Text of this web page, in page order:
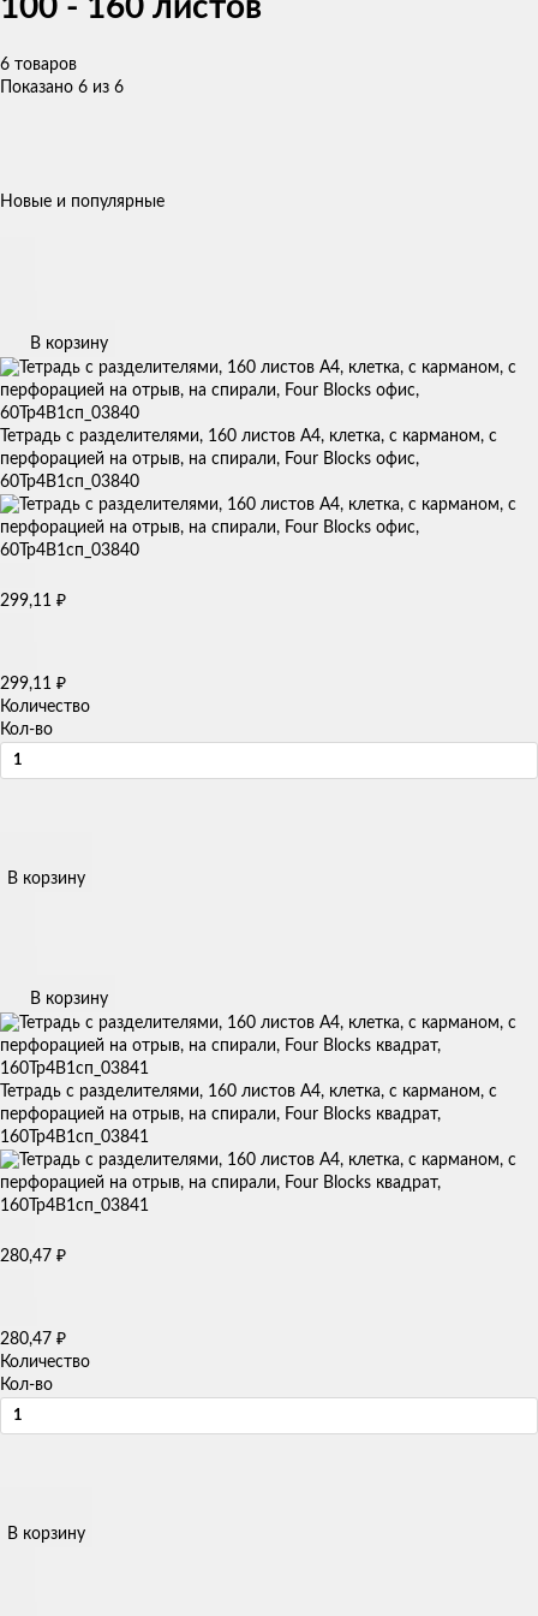
100 - 160 листов
6 товаров
Показано 6 из 6
Новые и популярные
В корзину
Тетрадь с разделителями, 160 листов А4, клетка, с карманом, с
перфорацией на отрыв, на спирали, Four Blocks офис,
60Тр4В1сп_03840
299,11 ₽
299,11 ₽
Количество
Кол-во
В корзину
В корзину
Тетрадь с разделителями, 160 листов А4, клетка, с карманом, с
перфорацией на отрыв, на спирали, Four Blocks квадрат,
160Тр4В1сп_03841
280,47 ₽
280,47 ₽
Количество
Кол-во
В корзину